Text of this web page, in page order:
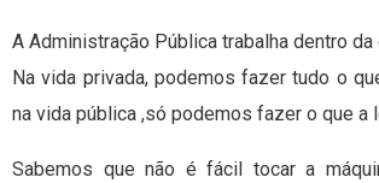
A Administração Pública trabalha dentro
Na vida privada, podemos fazer tudo o
na vida pública ,só podemos fazer o que a
Sabemos que não é fácil tocar a